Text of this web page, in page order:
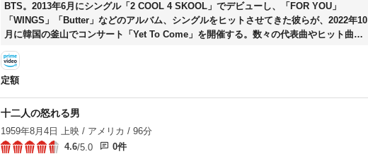
BTS。2013年6月にシングル「2 COOL 4 SKOOL」でデビューし、「FOR YOU」
「WINGS」「Butter」などのアルバム、シングルをヒットさせてきた彼らが、2022年10
月に韓国の釜山でコンサート「Yet To Come」を開催する。数々の代表曲やヒット曲
が、緻密かつ圧倒的なパフォーマンスとともに繰り出されていく。
定額
十二人の怒れる男
1959年8月4日 上映 / アメリカ / 96分
4.6/5.0 0件